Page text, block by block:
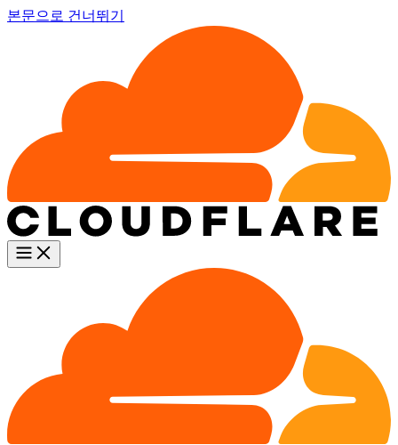
본문으로 건너뛰기